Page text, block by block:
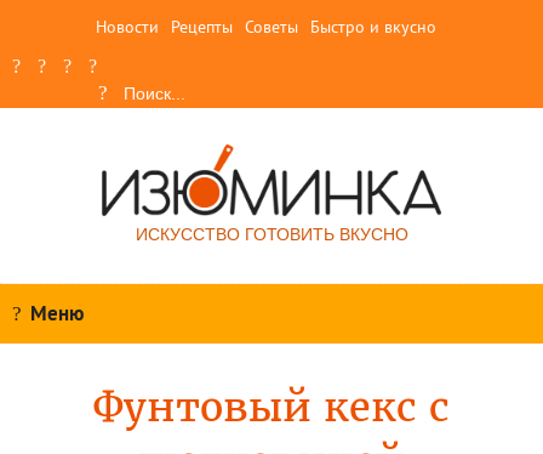
Новости Рецепты Советы Быстро и вкусно
ИСКУССТВО ГОТОВИТЬ ВКУСНО
Меню
Фунтовый кекс с